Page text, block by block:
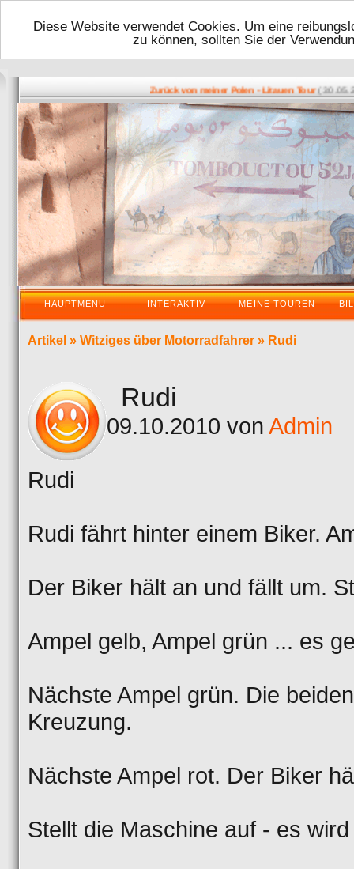
Diese Website verwendet Cookies. Um eine
zu können, sollten Sie der
Zurück von meiner Polen - Litauen Tour(
HAUPTMENU INTERAKTIV MEINE TOUREN
Artikel » Witziges über Motorradfahrer » Rudi
Rudi
09.10.2010 von Admin
Rudi
Rudi fährt hinter einem Biker.
Der Biker hält an und fällt um.
Ampel gelb, Ampel grün ... es
Nächste Ampel grün. Die
Kreuzung.
Nächste Ampel rot. Der Biker
Stellt die Maschine auf - es